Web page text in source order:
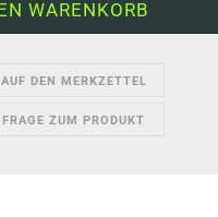
AUF DEN MERKZETTEL
FRAGE ZUM PRODUKT